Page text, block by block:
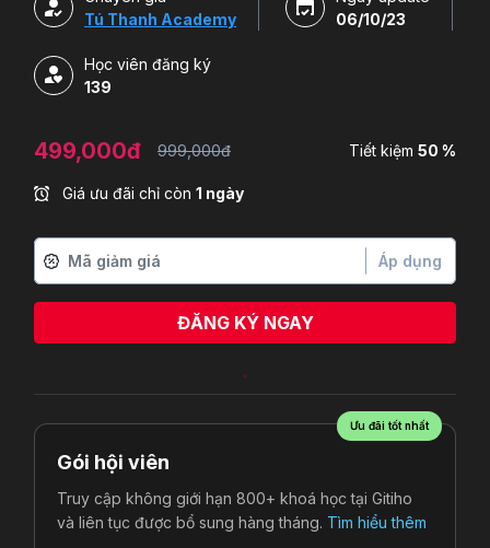
Tú Thanh Academy
06/10/23
Học viên đăng ký
139
499,000đ 999,000đ Tiết kiệm 50 %
Giá ưu đãi chỉ còn 1 ngày
Áp dụng
ĐĂNG KÝ NGAY
Ưu đãi tốt nhất
Gói hội viên
Truy cập không giới hạn 800+ khoá học tại Gitiho
và liên tục được bổ sung hàng tháng. Tìm hiểu thêm